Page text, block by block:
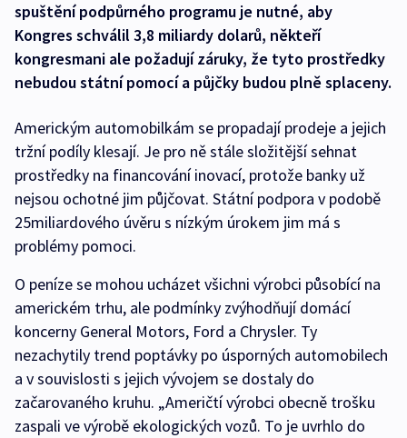
spuštění podpůrného programu je nutné, aby
Kongres schválil 3,8 miliardy dolarů, někteří
kongresmani ale požadují záruky, že tyto prostředky
nebudou státní pomocí a půjčky budou plně splaceny.
Americkým automobilkám se propadají prodeje a jejich
tržní podíly klesají. Je pro ně stále složitější sehnat
prostředky na financování inovací, protože banky už
nejsou ochotné jim půjčovat. Státní podpora v podobě
25miliardového úvěru s nízkým úrokem jim má s
problémy pomoci.
O peníze se mohou ucházet všichni výrobci působící na
americkém trhu, ale podmínky zvýhodňují domácí
koncerny General Motors, Ford a Chrysler. Ty
nezachytily trend poptávky po úsporných automobilech
a v souvislosti s jejich vývojem se dostaly do
začarovaného kruhu. „Američtí výrobci obecně trošku
zaspali ve výrobě ekologických vozů. To je uvrhlo do